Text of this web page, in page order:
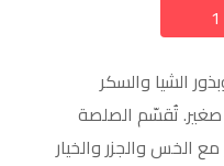
الشيا والسكر
تُقسّم الصلصة
الخس والجزر والخيار